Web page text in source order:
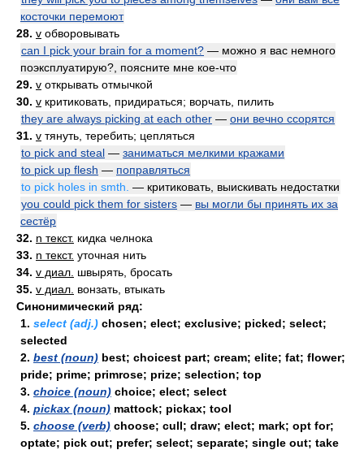
косточки перемоют
28. v обворовывать
can I pick your brain for a moment? — можно я вас немного
поэксплуатирую?, поясните мне кое-что
29. v открывать отмычкой
30. v критиковать, придираться; ворчать, пилить
they are always picking at each other — они вечно ссорятся
31. v тянуть, теребить; цепляться
to pick and steal — заниматься мелкими кражами
to pick up flesh — поправляться
to pick holes in smth. — критиковать, выискивать недостатки
you could pick them for sisters — вы могли бы принять их за
сестёр
32. n текст. кидка челнока
33. n текст. уточная нить
34. v диал. швырять, бросать
35. v диал. вонзать, втыкать
Синонимический ряд:
1. select (adj.) chosen; elect; exclusive; picked; select;
selected
2. best (noun) best; choicest part; cream; elite; fat; flower;
pride; prime; primrose; prize; selection; top
3. choice (noun) choice; elect; select
4. pickax (noun) mattock; pickax; tool
5. choose (verb) choose; cull; draw; elect; mark; opt for;
optate; pick out; prefer; select; separate; single out; take